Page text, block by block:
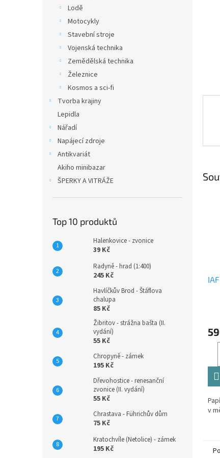
Lodě
Motocykly
Stavební stroje
Vojenská technika
Zemědělská technika
Železnice
Kosmos a sci-fi
Tvorba krajiny
Lepidla
Nářadí
Napájecí zdroje
Antikvariát
Akiho minibazar
ŠPERKY A VITRÁŽE
Top 10 produktů
Halenkovice - zvonice
39 Kč
Radyně - hrad (1:400)
245 Kč
Havlíčkův Brod - Štáflova
chalupa
85 Kč
Žibritov - strážna bašta (II.
vydání)
55 Kč
Chropyně - zámek
195 Kč
Dřevohostice - renesanční
zvonice (II. vydání)
55 Kč
Chrastava - Führichův dům
75 Kč
Kratochvíle (Netolice) - zámek
195 Kč
v